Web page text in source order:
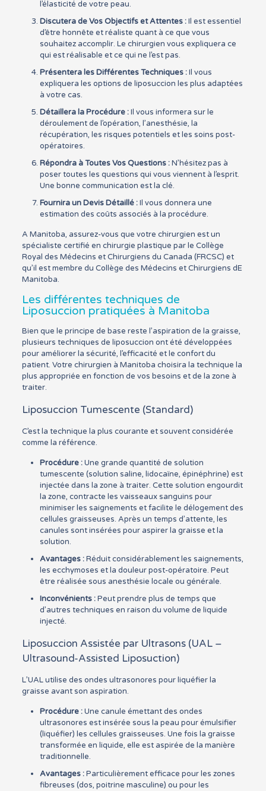
l’élasticité de votre peau.
Discutera de Vos Objectifs et Attentes :Il est essentiel
d’être honnête et réaliste quant à ce que vous
souhaitez accomplir. Le chirurgien vous expliquera ce
qui est réalisable et ce qui ne l’est pas.
Présentera les Différentes Techniques :Il vous
expliquera les options de liposuccion les plus adaptées
à votre cas.
Détaillera la Procédure :Il vous informera sur le
déroulement de l’opération, l’anesthésie, la
récupération, les risques potentiels et les soins post-
opératoires.
Répondra à Toutes Vos Questions :N’hésitez pas à
poser toutes les questions qui vous viennent à l’esprit.
Une bonne communication est la clé.
Fournira un Devis Détaillé :Il vous donnera une
estimation des coûts associés à la procédure.
A Manitoba, assurez-vous que votre chirurgien est un
spécialiste certifié en chirurgie plastique par le Collège
Royal des Médecins et Chirurgiens du Canada (FRCSC) et
qu’il est membre du Collège des Médecins et Chirurgiens dE
Manitoba.
Les différentes techniques de
Liposuccion pratiquées à Manitoba
Bien que le principe de base reste l’aspiration de la graisse,
plusieurs techniques de liposuccion ont été développées
pour améliorer la sécurité, l’efficacité et le confort du
patient. Votre chirurgien à Manitoba choisira la technique la
plus appropriée en fonction de vos besoins et de la zone à
traiter.
Liposuccion Tumescente (Standard)
C’est la technique la plus courante et souvent considérée
comme la référence.
Procédure :Une grande quantité de solution
tumescente (solution saline, lidocaïne, épinéphrine) est
injectée dans la zone à traiter. Cette solution engourdit
la zone, contracte les vaisseaux sanguins pour
minimiser les saignements et facilite le délogement des
cellules graisseuses. Après un temps d’attente, les
canules sont insérées pour aspirer la graisse et la
solution.
Avantages :Réduit considérablement les saignements,
les ecchymoses et la douleur post-opératoire. Peut
être réalisée sous anesthésie locale ou générale.
Inconvénients :Peut prendre plus de temps que
d’autres techniques en raison du volume de liquide
injecté.
Liposuccion Assistée par Ultrasons (UAL –
Ultrasound-Assisted Liposuction)
L’UAL utilise des ondes ultrasonores pour liquéfier la
graisse avant son aspiration.
Procédure :Une canule émettant des ondes
ultrasonores est insérée sous la peau pour émulsifier
(liquéfier) les cellules graisseuses. Une fois la graisse
transformée en liquide, elle est aspirée de la manière
traditionnelle.
Avantages :Particulièrement efficace pour les zones
fibreuses (dos, poitrine masculine) ou pour les